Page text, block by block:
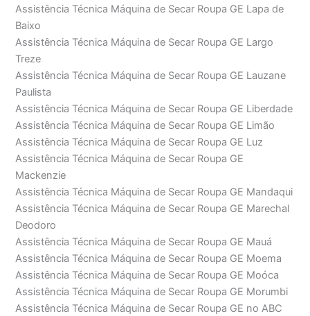
Assistência Técnica Máquina de Secar Roupa GE Lapa de
Baixo
Assistência Técnica Máquina de Secar Roupa GE Largo
Treze
Assistência Técnica Máquina de Secar Roupa GE Lauzane
Paulista
Assistência Técnica Máquina de Secar Roupa GE Liberdade
Assistência Técnica Máquina de Secar Roupa GE Limão
Assistência Técnica Máquina de Secar Roupa GE Luz
Assistência Técnica Máquina de Secar Roupa GE
Mackenzie
Assistência Técnica Máquina de Secar Roupa GE Mandaqui
Assistência Técnica Máquina de Secar Roupa GE Marechal
Deodoro
Assistência Técnica Máquina de Secar Roupa GE Mauá
Assistência Técnica Máquina de Secar Roupa GE Moema
Assistência Técnica Máquina de Secar Roupa GE Moóca
Assistência Técnica Máquina de Secar Roupa GE Morumbi
Assistência Técnica Máquina de Secar Roupa GE no ABC